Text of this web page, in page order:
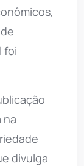
foi
na
divulga